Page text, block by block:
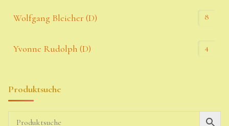
Wolfgang Bleicher (D) 8
Yvonne Rudolph (D) 4
Produktsuche